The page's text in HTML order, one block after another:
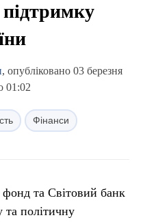
, опубліковано 03 березня
01:02
Фінанси
та Світовий банк
та політичну